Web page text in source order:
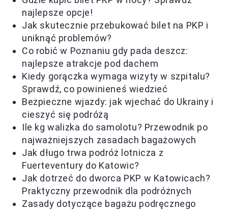
najlepsze opcje!
Jak skutecznie przebukować bilet na PKP i
uniknąć problemów?
Co robić w Poznaniu gdy pada deszcz:
najlepsze atrakcje pod dachem
Kiedy gorączka wymaga wizyty w szpitalu?
Sprawdź, co powinieneś wiedzieć
Bezpieczne wjazdy: jak wjechać do Ukrainy i
cieszyć się podróżą
Ile kg walizka do samolotu? Przewodnik po
najważniejszych zasadach bagażowych
Jak długo trwa podróż lotnicza z
Fuerteventury do Katowic?
Jak dotrzeć do dworca PKP w Katowicach?
Praktyczny przewodnik dla podróżnych
Zasady dotyczące bagażu podręcznego